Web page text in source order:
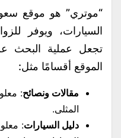
“موتري” هو موقع
السيارات، ويوفر
تجعل عملية البحث
الموقع أقسامًا مثل:
مقالات ونصائح:
المثلى.
دليل السيارات: